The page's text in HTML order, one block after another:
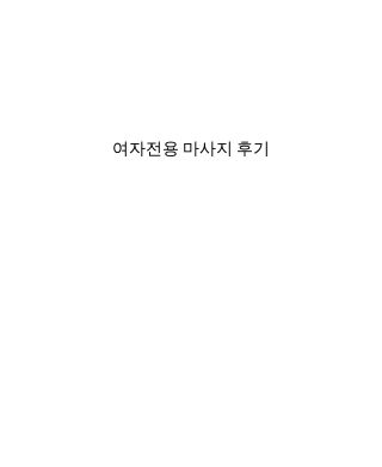
여자전용 마사지 후기